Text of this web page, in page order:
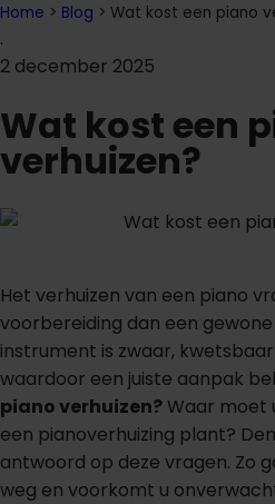
Home > Blog > Wat kost een piano
.
2 december 2025
Wat kost een
verhuizen?
Het verhuizen van een piano
voorbereiding dan een
instrument is zwaar,
waardoor een juiste aanpak
piano verhuizen?Waar moet
een pianoverhuizing plant?
antwoord op deze vragen. Zo
weg en voorkomt u